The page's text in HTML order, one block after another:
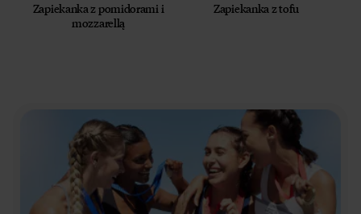
Zapiekanka z pomidorami i
mozzarellą
Zapiekanka z tofu